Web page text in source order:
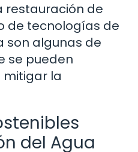
restauración de
de tecnologías de
son algunas de
se pueden
la
del Agua